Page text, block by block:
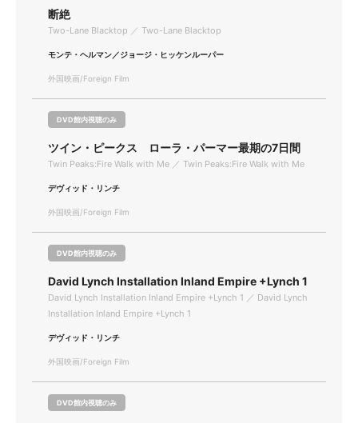
断絶
Two-Lane Blacktop ／ Two-Lane Blacktop
モンテ・ヘルマン／ジョージ・ヒッケンルーパー
外国映画/Foreign Film
DVD館内視聴のみ
ツイン・ピークス ローラ・パーマー最期の7日間
Twin Peaks:Fire Walk with Me ／ Twin Peaks:Fire Walk with Me
デヴィッド・リンチ
外国映画/Foreign Film
DVD館内視聴のみ
David Lynch Installation Inland Empire +Lynch 1
David Lynch Installation Inland Empire +Lynch 1 ／ David Lynch
Installation Inland Empire +Lynch 1
デヴィッド・リンチ
外国映画/Foreign Film
DVD館内視聴のみ